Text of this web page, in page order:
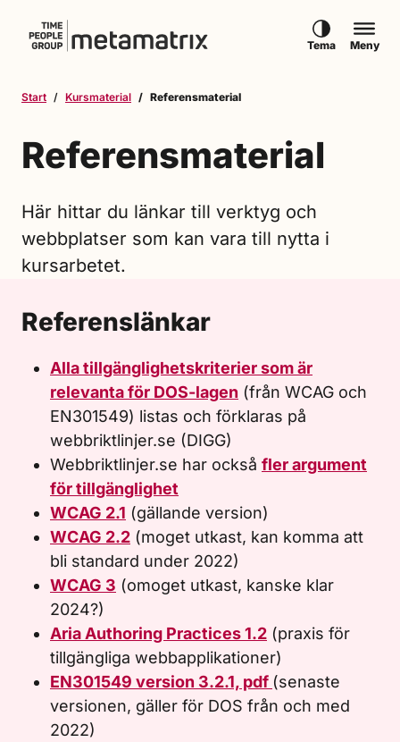
Hoppa till innehåll
Tema Meny
Start Kursmaterial Referensmaterial
Referensmaterial
Här hittar du länkar till verktyg och
webbplatser som kan vara till nytta i
kursarbetet.
Referenslänkar
Alla tillgänglighetskriterier som är
relevanta för DOS-lagen (från WCAG och
EN301549) listas och förklaras på
webbriktlinjer.se (DIGG)
Webbriktlinjer.se har också fler argument
för tillgänglighet
WCAG 2.1 (gällande version)
WCAG 2.2 (moget utkast, kan komma att
bli standard under 2022)
WCAG 3 (omoget utkast, kanske klar
2024?)
Aria Authoring Practices 1.2 (praxis för
tillgängliga webbapplikationer)
EN301549 version 3.2.1, pdf (senaste
versionen, gäller för DOS från och med
2022)